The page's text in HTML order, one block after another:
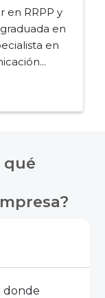
en RRPP y
en
en
qué
donde